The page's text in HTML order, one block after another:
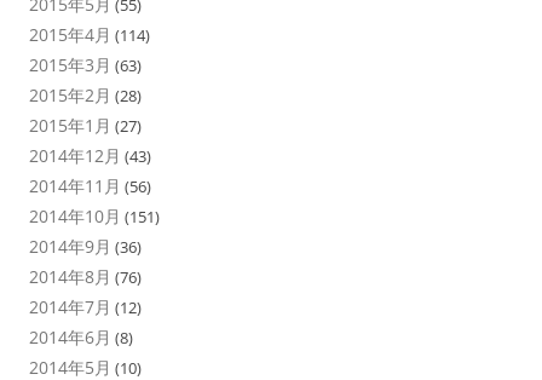
(55)
2015年4月 (114)
2015年3月 (63)
2015年2月 (28)
2015年1月 (27)
2014年12月 (43)
2014年11月 (56)
2014年10月 (151)
2014年9月 (36)
2014年8月 (76)
2014年7月 (12)
2014年6月 (8)
2014年5月 (10)